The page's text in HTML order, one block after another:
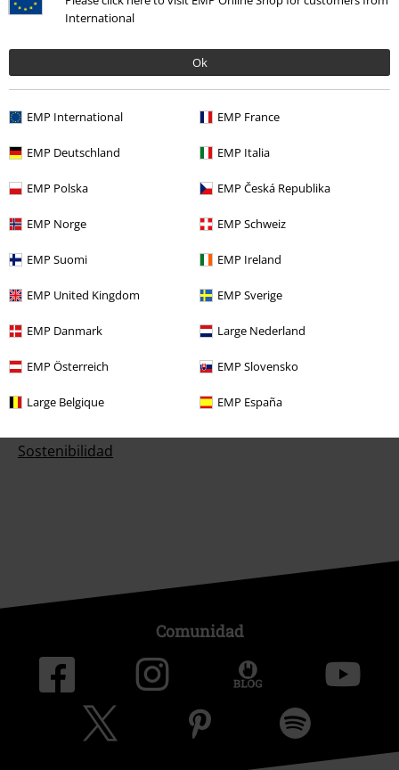
International
Ok
EMP International EMP France
EMP Deutschland EMP Italia
EMP Polska EMP Česká Republika
EMP Norge EMP Schweiz
EMP Suomi EMP Ireland
EMP United Kingdom EMP Sverige
EMP Danmark Large Nederland
EMP Österreich EMP Slovensko
Large Belgique EMP España
Descuentos para ti
Concursos
Cheques Regalo
Descuento para estudiantes
EMP Backstage Club
Sobre EMP
EMP Eventos
Programa de Afiliados
Sostenibilidad
Comunidad